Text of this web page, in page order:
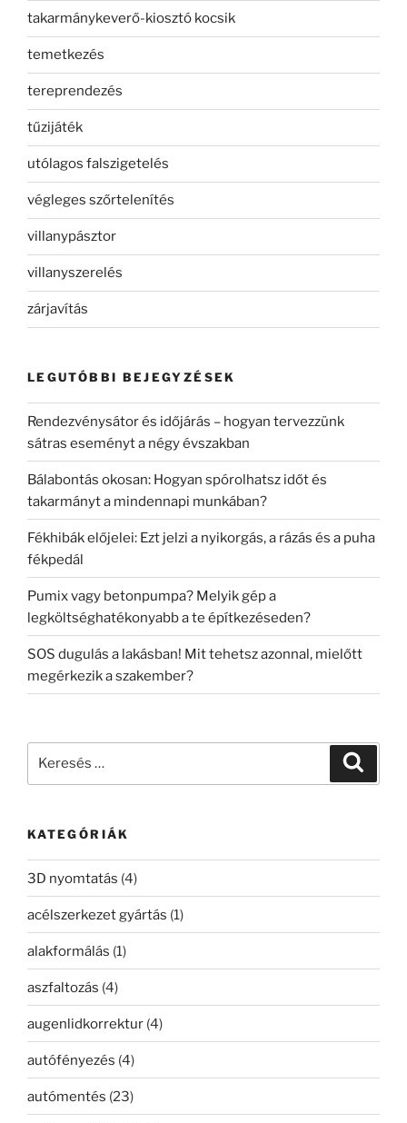
takarmánykeverő-kiosztó kocsik
temetkezés
tereprendezés
tűzijáték
utólagos falszigetelés
végleges szőrtelenítés
villanypásztor
villanyszerelés
zárjavítás
LEGUTÓBBI BEJEGYZÉSEK
Rendezvénysátor és időjárás – hogyan tervezzünk
sátras eseményt a négy évszakban
Bálabontás okosan: Hogyan spórolhatsz időt és
takarmányt a mindennapi munkában?
Fékhibák előjelei: Ezt jelzi a nyikorgás, a rázás és a puha
fékpedál
Pumix vagy betonpumpa? Melyik gép a
legköltséghatékonyabb a te építkezéseden?
SOS dugulás a lakásban! Mit tehetsz azonnal, mielőtt
megérkezik a szakember?
KATEGÓRIÁK
3D nyomtatás (4)
acélszerkezet gyártás (1)
alakformálás (1)
aszfaltozás (4)
augenlidkorrektur (4)
autófényezés (4)
autómentés (23)